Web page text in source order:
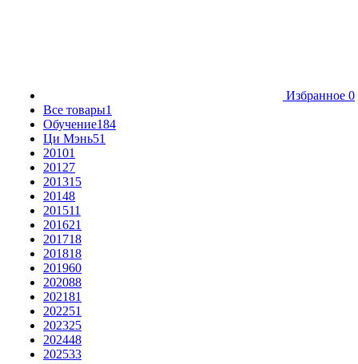
Избранное 0
Все товары1
Обучение184
Ци Мэнь51
20101
20127
201315
20148
201511
201621
201718
201818
201960
202088
202181
202251
202325
202448
202533